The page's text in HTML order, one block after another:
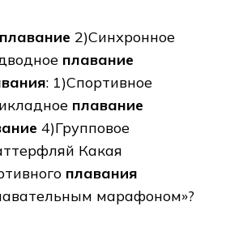
плавание 2)Синхронное
плавание
: 1)Спортивное
плавание
4)Групповое
Какая
плавания
марафоном»?